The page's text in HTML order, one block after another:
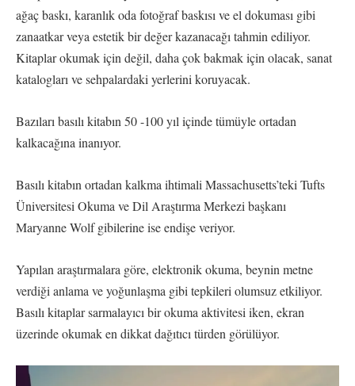
ağaç baskı, karanlık oda fotoğraf baskısı ve el dokuması gibi
zanaatkar veya estetik bir değer kazanacağı tahmin ediliyor.
Kitaplar okumak için değil, daha çok bakmak için olacak, sanat
katalogları ve sehpalardaki yerlerini koruyacak.
Bazıları basılı kitabın 50 -100 yıl içinde tümüyle ortadan
kalkacağına inanıyor.
Basılı kitabın ortadan kalkma ihtimali Massachusetts’teki Tufts
Üniversitesi Okuma ve Dil Araştırma Merkezi başkanı
Maryanne Wolf gibilerine ise endişe veriyor.
Yapılan araştırmalara göre, elektronik okuma, beynin metne
verdiği anlama ve yoğunlaşma gibi tepkileri olumsuz etkiliyor.
Basılı kitaplar sarmalayıcı bir okuma aktivitesi iken, ekran
üzerinde okumak en dikkat dağıtıcı türden görülüyor.